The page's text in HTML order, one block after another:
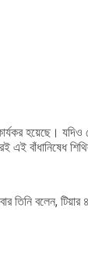
হয়েছে।
এই বাঁধানিষেধ
তিনি বলেন,